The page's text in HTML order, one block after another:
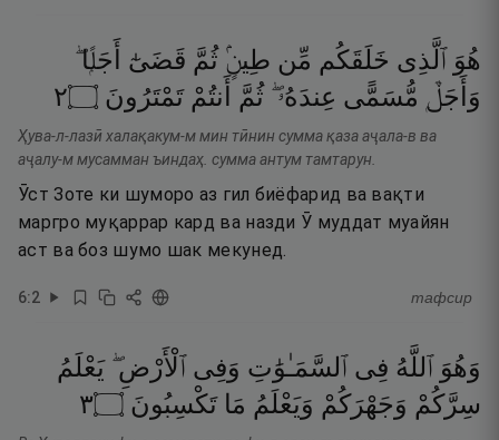
هُوَ ٱلَّذِى خَلَقَكُم مِّن طِينٍۢ ثُمَّ قَضَىٰٓ
أَجَلًۭا ۖ
وَأَجَلٌۭ مُّسَمًّى عِندَهُۥ ۖ ثُمَّ أَنتُمْ تَمْتَرُونَ ۝٢
Ҳува-л-лазӣ халақакум-м мин тӣнин сумма қаза аҷала-в ва
аҷалу-м мусамман ъиндаҳ. сумма антум тамтарун.
Ӯст Зоте ки шуморо аз гил биёфарид ва вақти
маргро муқаррар кард ва назди Ӯ муддат муайян
аст ва боз шумо шак мекунед.
6:2 тафсир
وَهُوَ ٱللَّهُ فِى ٱلسَّمَـٰوَٰتِ وَفِى ٱلْأَرْضِ ۖ يَعْلَمُ
سِرَّكُمْ وَجَهْرَكُمْ وَيَعْلَمُ مَا تَكْسِبُونَ ۝٣